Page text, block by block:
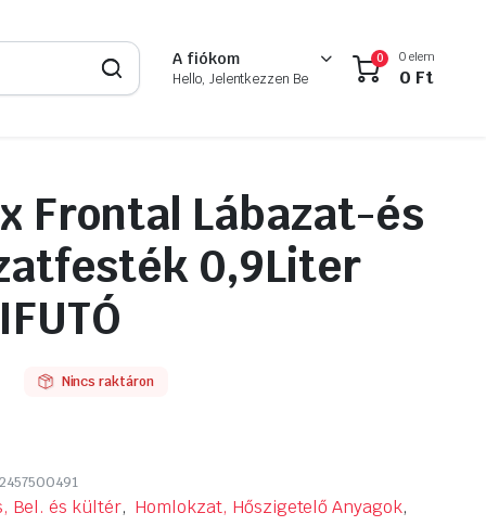
A fiókom
Hello, Jelentkezzen Be
0 0 elem
0 Ft
Frontal Lábazat-és
0,9Liter
Nincs raktáron
Bel. és kültér, Homlokzat, Hőszigetelő Anyagok,